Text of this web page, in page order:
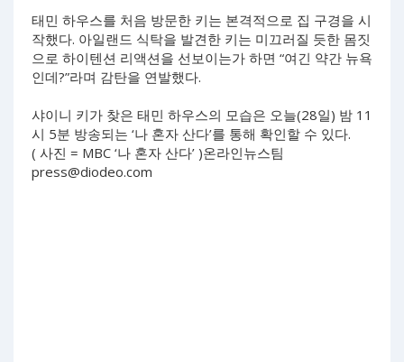
태민 하우스를 처음 방문한 키는 본격적으로 집 구경을 시
작했다. 아일랜드 식탁을 발견한 키는 미끄러질 듯한 몸짓
으로 하이텐션 리액션을 선보이는가 하면 “여긴 약간 뉴욕
인데?”라며 감탄을 연발했다.
샤이니 키가 찾은 태민 하우스의 모습은 오늘(28일) 밤 11
시 5분 방송되는 ‘나 혼자 산다’를 통해 확인할 수 있다.
( 사진 = MBC ‘나 혼자 산다’ )온라인뉴스팀
press@diodeo.com